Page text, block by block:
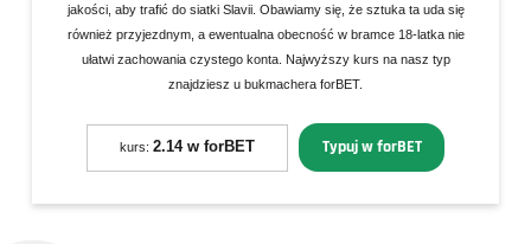
jakości, aby trafić do siatki Slavii. Obawiamy się, że sztuka ta uda się
również przyjezdnym, a ewentualna obecność w bramce 18-latka nie
ułatwi zachowania czystego konta. Najwyższy kurs na nasz typ
znajdziesz u bukmachera forBET.
kurs: 2.14 w forBET Typuj w forBET